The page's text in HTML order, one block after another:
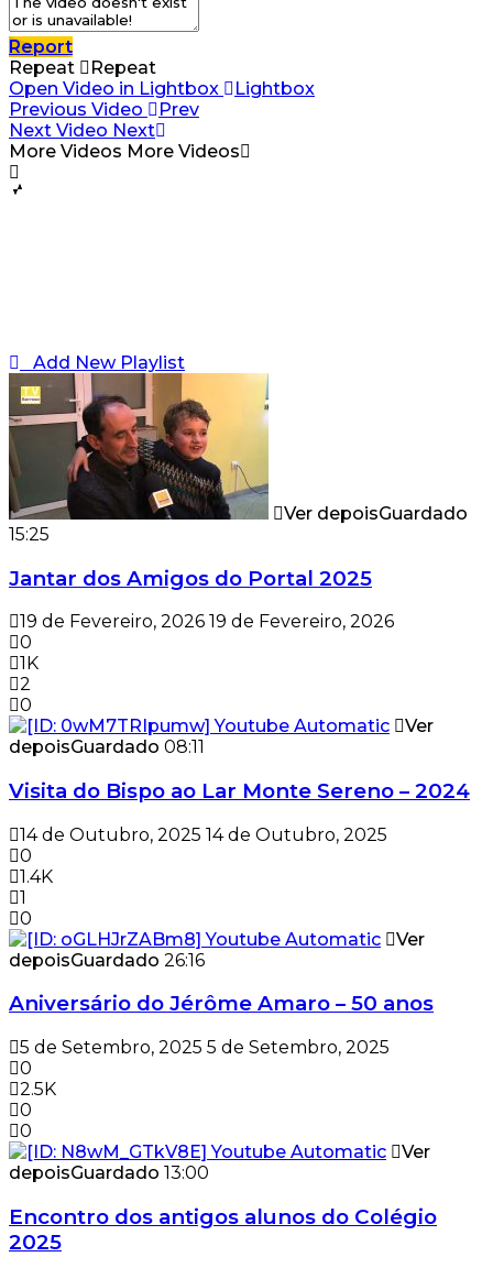
Report
Repeat
Repeat
Open Video in Lightbox
Lightbox
Previous Video
Prev
Next Video Next
More Videos More Videos
Add New Playlist
Ver depoisGuardado
15:25
Jantar dos Amigos do Portal 2025
19 de Fevereiro, 2026 19 de Fevereiro, 2026
0
1K
2
0
Ver
depoisGuardado 08:11
Visita do Bispo ao Lar Monte Sereno – 2024
14 de Outubro, 2025 14 de Outubro, 2025
0
1.4K
1
0
Ver
depoisGuardado 26:16
Aniversário do Jérôme Amaro – 50 anos
5 de Setembro, 2025 5 de Setembro, 2025
0
2.5K
0
0
Ver
depoisGuardado 13:00
Encontro dos antigos alunos do Colégio
2025